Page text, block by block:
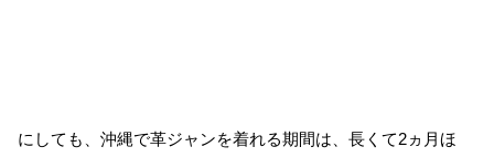
にしても、沖縄で革ジャンを着れる期間は、長くて2ヵ月ほ